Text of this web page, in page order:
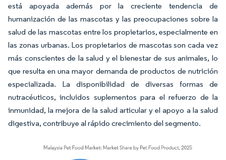
está apoyada además por la creciente tendencia de
humanización de las mascotas y las preocupaciones sobre la
salud de las mascotas entre los propietarios, especialmente en
las zonas urbanas. Los propietarios de mascotas son cada vez
más conscientes de la salud y el bienestar de sus animales, lo
que resulta en una mayor demanda de productos de nutrición
especializada. La disponibilidad de diversas formas de
nutracéuticos, incluidos suplementos para el refuerzo de la
inmunidad, la mejora de la salud articular y el apoyo a la salud
digestiva, contribuye al rápido crecimiento del segmento.